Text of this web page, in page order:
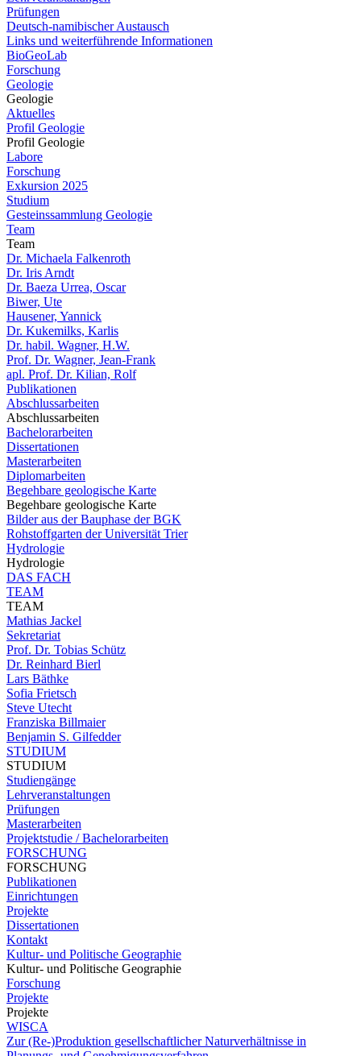
Prüfungen
Deutsch-namibischer Austausch
Links und weiterführende Informationen
BioGeoLab
Forschung
Geologie
Geologie
Aktuelles
Profil Geologie
Profil Geologie
Labore
Forschung
Exkursion 2025
Studium
Gesteinssammlung Geologie
Team
Team
Dr. Michaela Falkenroth
Dr. Iris Arndt
Dr. Baeza Urrea, Oscar
Biwer, Ute
Hausener, Yannick
Dr. Kukemilks, Karlis
Dr. habil. Wagner, H.W.
Prof. Dr. Wagner, Jean-Frank
apl. Prof. Dr. Kilian, Rolf
Publikationen
Abschlussarbeiten
Abschlussarbeiten
Bachelorarbeiten
Dissertationen
Masterarbeiten
Diplomarbeiten
Begehbare geologische Karte
Begehbare geologische Karte
Bilder aus der Bauphase der BGK
Rohstoffgarten der Universität Trier
Hydrologie
Hydrologie
DAS FACH
TEAM
TEAM
Mathias Jackel
Sekretariat
Prof. Dr. Tobias Schütz
Dr. Reinhard Bierl
Lars Bäthke
Sofia Frietsch
Steve Utecht
Franziska Billmaier
Benjamin S. Gilfedder
STUDIUM
STUDIUM
Studiengänge
Lehrveranstaltungen
Prüfungen
Masterarbeiten
Projektstudie / Bachelorarbeiten
FORSCHUNG
FORSCHUNG
Publikationen
Einrichtungen
Projekte
Dissertationen
Kontakt
Kultur- und Politische Geographie
Kultur- und Politische Geographie
Forschung
Projekte
Projekte
WISCA
Zur (Re-)Produktion gesellschaftlicher Naturverhältnisse in